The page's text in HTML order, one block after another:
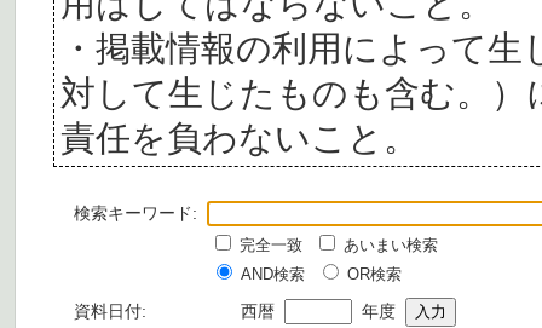
・掲載情報の利用によって
対して生じたものも含む。
責任を負わないこと。
検索キーワード:
完全一致
あいまい検索
AND検索
OR検索
資料日付: 西暦
年度